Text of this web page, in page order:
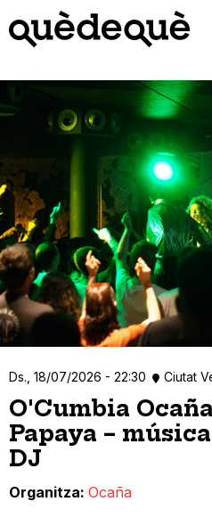
contingut
Ds., 18/07/2026 - 22:30 Ciutat
O'Cumbia
Papaya –
DJ
Organitza Ocaña